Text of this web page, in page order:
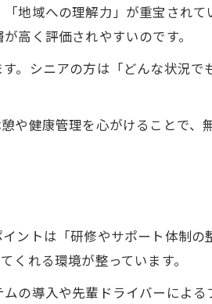
トーリー
紹介
実現
例
保術
知恵
立つ工夫
地域への理解力」が重宝されて
高く評価されやすいのです。
。シニアの方は「どんな状況で
や健康管理を心がけることで、
ントは「研修やサポート体制の
れる環境が整っています。
の導入や先輩ドライバーによる